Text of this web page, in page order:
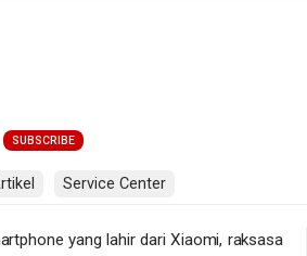
SUBSCRIBE
Service Center
yang lahir dari Xiaomi, raksasa